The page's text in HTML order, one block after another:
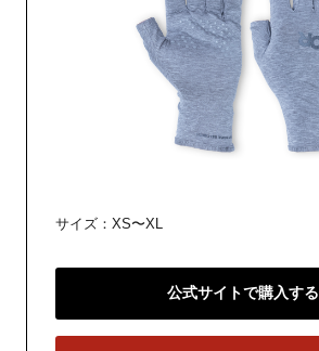
サイズ：XS〜XL
公式サイトで購入する